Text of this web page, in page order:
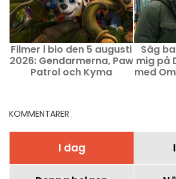
Filmer i bio den 5 augusti
2026: Gendarmerna, Paw
Patrol och Kyma
Säg
mig på
med
KOMMENTARER
I dag